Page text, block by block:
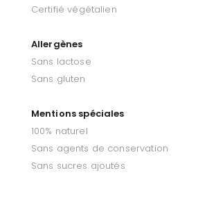
Certifié végétalien
Allergènes
Sans lactose
Sans gluten
Mentions spéciales
100% naturel
Sans agents de conservation
Sans sucres ajoutés